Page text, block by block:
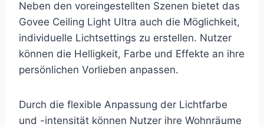
Neben den voreingestellten Szenen bietet das
Govee Ceiling Light Ultra auch die Möglichkeit,
individuelle Lichtsettings zu erstellen. Nutzer
können die Helligkeit, Farbe und Effekte an ihre
persönlichen Vorlieben anpassen.
Durch die flexible Anpassung der Lichtfarbe
und -intensität können Nutzer ihre Wohnräume